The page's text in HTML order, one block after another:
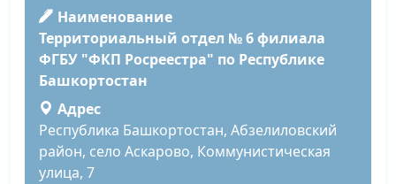
Наименование
Территориальный отдел № 6 филиала
ФГБУ "ФКП Росреестра" по Республике
Башкортостан
Адрес
Республика Башкортостан, Абзелиловский
район, село Аскарово, Коммунистическая
улица, 7